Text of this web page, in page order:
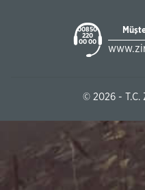
00850
220
00 00
© 2026 - T.C.